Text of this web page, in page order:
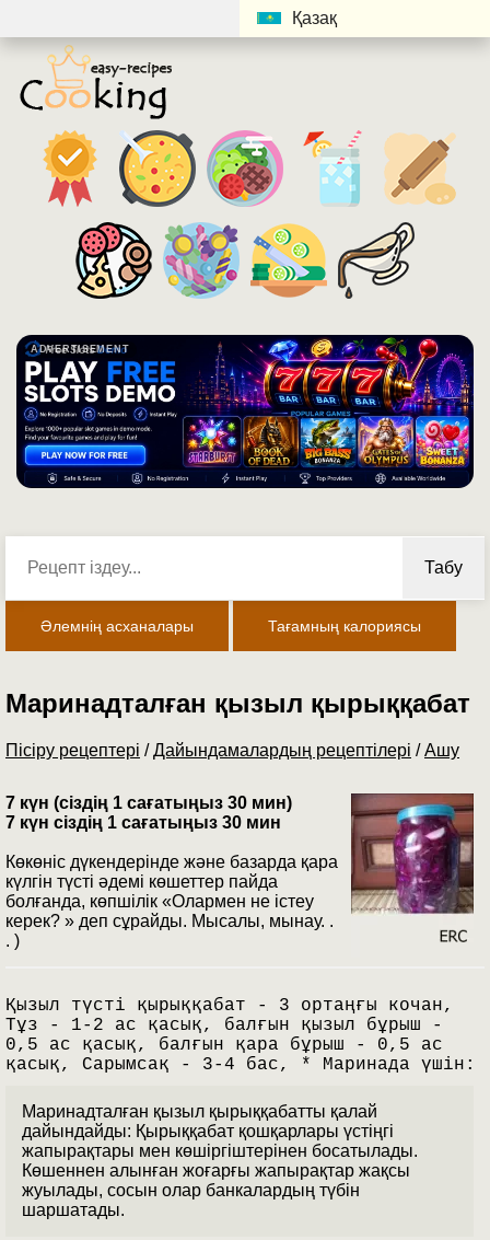
Қазақ
ADVERTISEMENT
Табу
Әлемнің асханалары Тағамның калориясы
Маринадталған қызыл қырыққабат
Пісіру рецептері /Дайындамалардың рецептілері /Ашу
7 күн (сіздің 1 сағатыңыз 30 мин)
7 күн сіздің 1 сағатыңыз 30 мин
Көкөніс дүкендерінде және базарда қара
күлгін түсті әдемі көшеттер пайда
болғанда, көпшілік «Олармен не істеу
керек? » деп сұрайды. Мысалы, мынау. .
. )
Қызыл түсті қырыққабат - 3 ортаңғы кочан,
Тұз - 1-2 ас қасық, балғын қызыл бұрыш -
0,5 ас қасық, балғын қара бұрыш - 0,5 ас
қасық, Сарымсақ - 3-4 бас, * Маринада үшін:
Маринадталған қызыл қырыққабатты қалай
дайындайды: Қырыққабат қошқарлары үстіңгі
жапырақтары мен көшіргіштерінен босатылады.
Көшеннен алынған жоғарғы жапырақтар жақсы
жуылады, сосын олар банкалардың түбін
шаршатады.